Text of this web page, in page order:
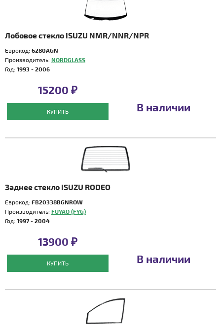
Лобовое стекло ISUZU NMR/NNR/NPR
Еврокод: 6280AGN
Производитель: NORDGLASS
Год: 1993 - 2006
15200 ₽
КУПИТЬ В наличии
Заднее стекло ISUZU RODEO
Еврокод: FB20338BGNROW
Производитель: FUYAO (FYG)
Год: 1997 - 2004
13900 ₽
КУПИТЬ В наличии